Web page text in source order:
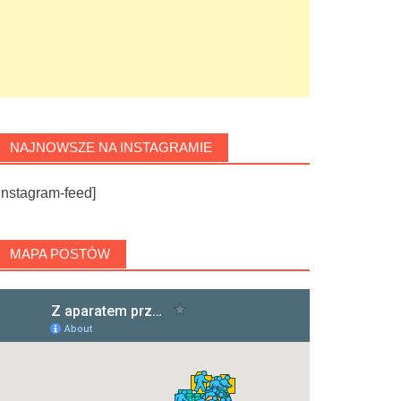
NAJNOWSZE NA INSTAGRAMIE
feed]
MAPA POSTÓW